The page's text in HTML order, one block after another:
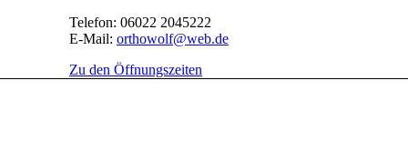
Telefon: 06022 2045222
E-Mail: orthowolf@web.de
Zu den Öffnungszeiten